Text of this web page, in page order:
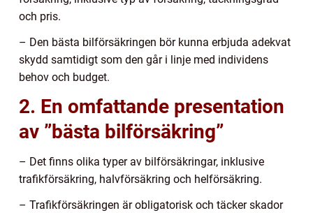
och pris.
– Den bästa bilförsäkringen bör kunna erbjuda adekvat
skydd samtidigt som den går i linje med individens
behov och budget.
2. En omfattande presentation
av ”bästa bilförsäkring”
– Det finns olika typer av bilförsäkringar, inklusive
trafikförsäkring, halvförsäkring och helförsäkring.
– Trafikförsäkringen är obligatorisk och täcker skador